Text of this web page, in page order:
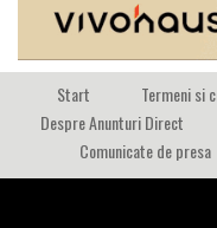
Start Termeni si
Despre Anunturi Direct
Comunicate de presa